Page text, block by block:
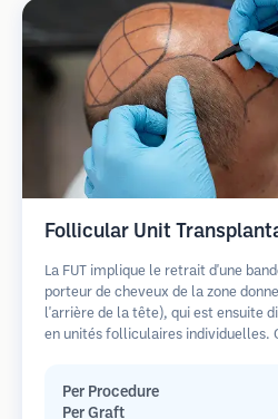
Follicular Unit
La FUT implique le retrait d'une
porteur de cheveux de la zone
l'arrière de la tête), qui est ensuite
en unités folliculaires individuelles.
une cicatrice linéaire.
Per Procedure
Per Graft